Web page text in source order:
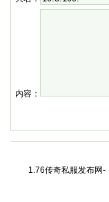
内容：
1.76传奇私服发布网-